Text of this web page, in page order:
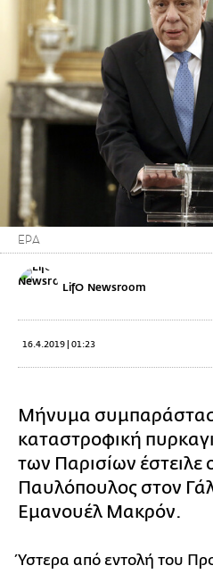
ΕΡΑ
LifO Newsroom
16.4.2019 | 01:23
Μήνυμα
καταστροφική
των Παρισίων έστειλε
Παυλόπουλος στον
Εμανουέλ Μακρόν.
Ύστερα από εντολή του